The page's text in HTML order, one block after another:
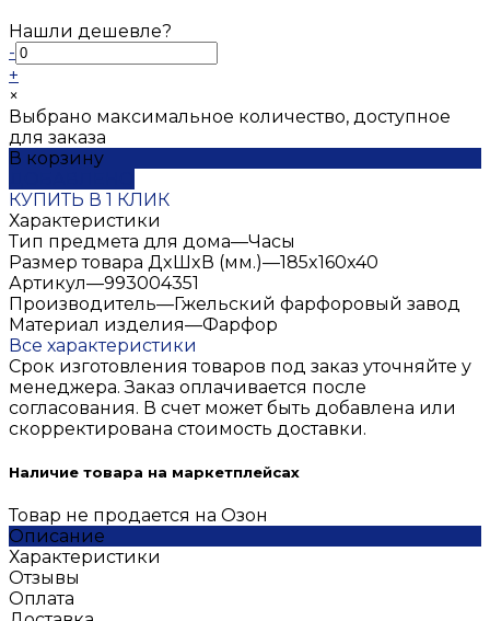
Нашли дешевле?
-
+
×
Выбрано максимальное количество, доступное
для заказа
В корзину
КУПИТЬ В 1 КЛИК
Характеристики
Тип предмета для дома—Часы
Размер товара ДxШxВ (мм.)—185x160x40
Артикул—993004351
Производитель—Гжельский фарфоровый завод
Материал изделия—Фарфор
Все характеристики
Срок изготовления товаров под заказ уточняйте у
менеджера. Заказ оплачивается после
согласования. В счет может быть добавлена или
скорректирована стоимость доставки.
Наличие товара на маркетплейсах
Товар не продается на Озон
Описание
Характеристики
Отзывы
Оплата